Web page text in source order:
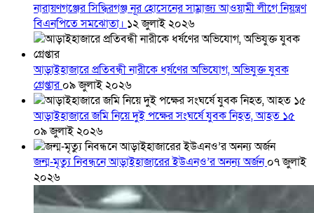
নারায়ণগঞ্জের সিদ্ধিরগঞ্জ নূর হোসেনের সাম্রাজ্য আওয়ামী লীগে নিয়ন্ত্রণ
বিএনপিতে সমঝোতা। ১২ জুলাই ২০২৬
আড়াইহাজারে প্রতিবন্ধী নারীকে ধর্ষণের অভিযোগ, অভিযুক্ত যুবক
গ্রেপ্তার০৯ জুলাই ২০২৬
আড়াইহাজারে জমি নিয়ে দুই পক্ষের সংঘর্ষে যুবক নিহত, আহত ১৫
০৯ জুলাই ২০২৬
জন্ম-মৃত্যু নিবন্ধনে আড়াইহাজারের ইউএনও’র অনন্য অর্জন০৭ জুলাই
২০২৬